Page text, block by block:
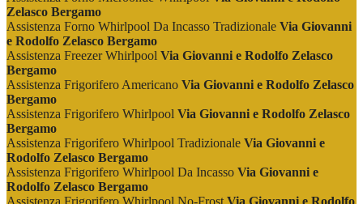
Zelasco Bergamo
Assistenza Forno Whirlpool Da Incasso Tradizionale Via Giovanni
e Rodolfo Zelasco Bergamo
Assistenza Freezer Whirlpool Via Giovanni e Rodolfo Zelasco
Bergamo
Assistenza Frigorifero Americano Via Giovanni e Rodolfo Zelasco
Bergamo
Assistenza Frigorifero Whirlpool Via Giovanni e Rodolfo Zelasco
Bergamo
Assistenza Frigorifero Whirlpool Tradizionale Via Giovanni e
Rodolfo Zelasco Bergamo
Assistenza Frigorifero Whirlpool Da Incasso Via Giovanni e
Rodolfo Zelasco Bergamo